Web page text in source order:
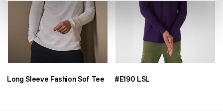
Long Sleeve Fashion Sof Tee #E190 LSL